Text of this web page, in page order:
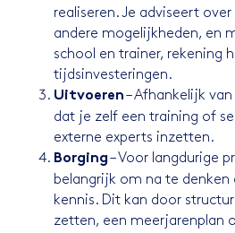
realiseren. Je adviseert
andere mogelijkheden, en
school en trainer, rekening
tijdsinvesteringen.
Uitvoeren – Afhankelijk
dat je zelf een training of
externe experts inzetten.
Borging – Voor langdurige
belangrijk om na te denken
kennis. Dit kan door
zetten, een meerjarenplan